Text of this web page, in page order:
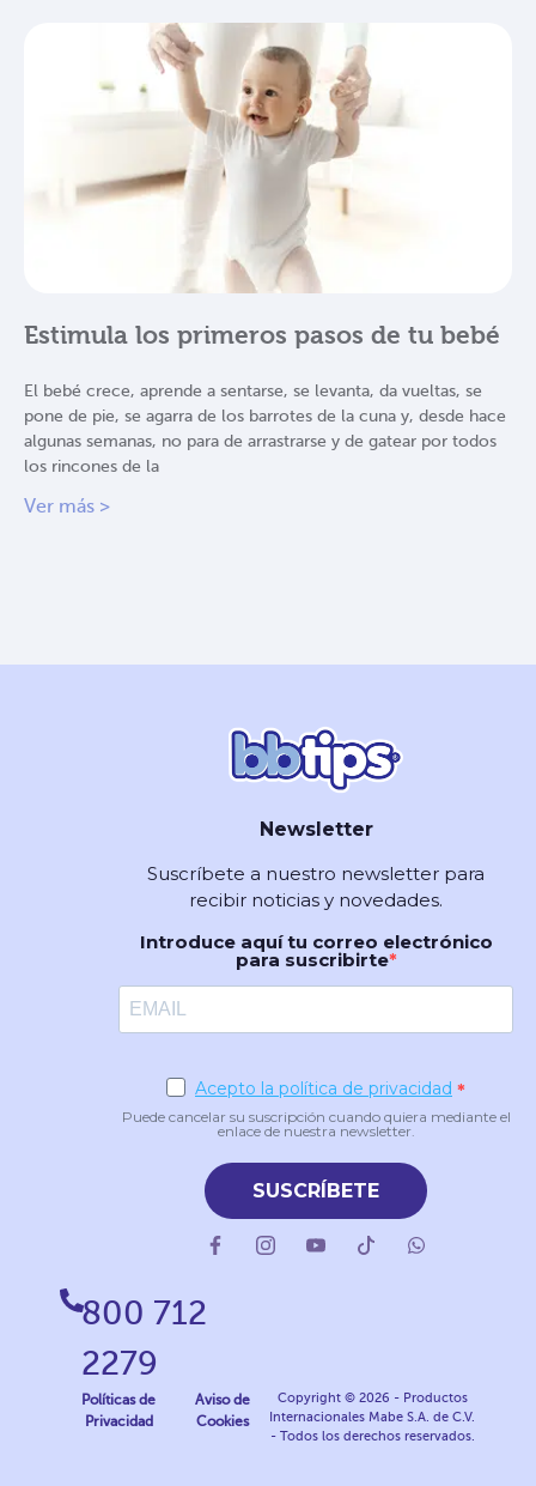
Estimula los primeros pasos de tu bebé
El bebé crece, aprende a sentarse, se levanta, da vueltas, se
pone de pie, se agarra de los barrotes de la cuna y, desde hace
algunas semanas, no para de arrastrarse y de gatear por todos
los rincones de la
Ver más >
Newsletter
Suscríbete a nuestro newsletter para
recibir noticias y novedades.
Introduce aquí tu correo electrónico
para suscribirte
Acepto la política de privacidad
Puede cancelar su suscripción cuando quiera mediante el
enlace de nuestra newsletter.
SUSCRÍBETE
800 712
2279
Políticas de
Privacidad
Aviso de
Cookies
Copyright © 2026 - Productos
Internacionales Mabe S.A. de C.V.
- Todos los derechos reservados.